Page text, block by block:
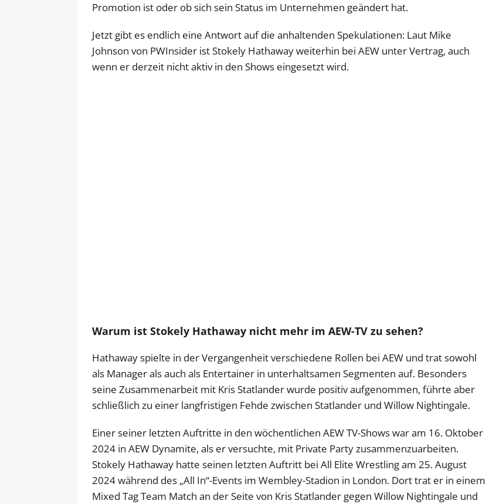
Promotion ist oder ob sich sein Status im Unternehmen geändert hat.
Jetzt gibt es endlich eine Antwort auf die anhaltenden Spekulationen: Laut Mike
Johnson von PWInsider ist Stokely Hathaway weiterhin bei AEW unter Vertrag, auch
wenn er derzeit nicht aktiv in den Shows eingesetzt wird.
Warum ist Stokely Hathaway nicht mehr im AEW-TV zu sehen?
Hathaway spielte in der Vergangenheit verschiedene Rollen bei AEW und trat sowohl
als Manager als auch als Entertainer in unterhaltsamen Segmenten auf. Besonders
seine Zusammenarbeit mit Kris Statlander wurde positiv aufgenommen, führte aber
schließlich zu einer langfristigen Fehde zwischen Statlander und Willow Nightingale.
Einer seiner letzten Auftritte in den wöchentlichen AEW TV-Shows war am 16. Oktober
2024 in AEW Dynamite, als er versuchte, mit Private Party zusammenzuarbeiten.
Stokely Hathaway hatte seinen letzten Auftritt bei All Elite Wrestling am 25. August
2024 während des „All In“-Events im Wembley-Stadion in London. Dort trat er in einem
Mixed Tag Team Match an der Seite von Kris Statlander gegen Willow Nightingale und